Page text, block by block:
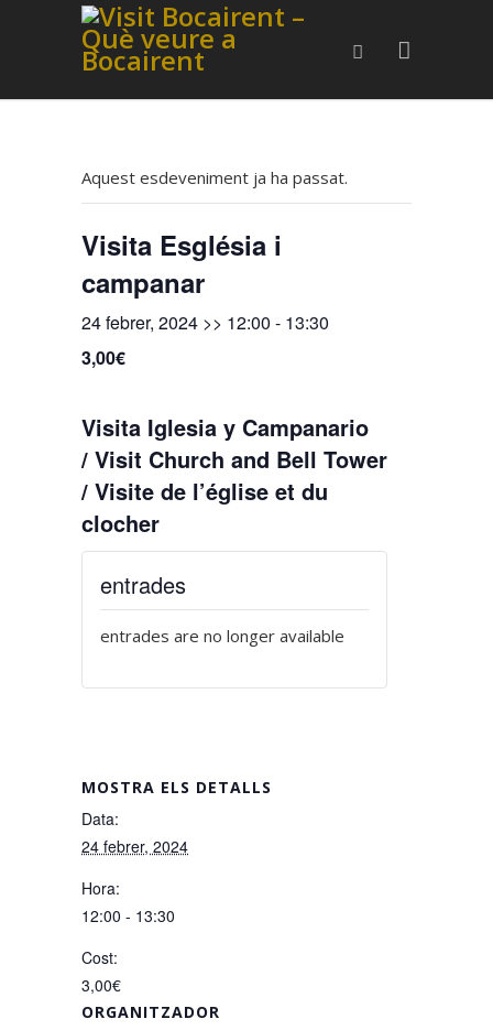
Aquest esdeveniment ja ha passat.
Visita Església i
campanar
24 febrer, 2024 >> 12:00 - 13:30
3,00€
Visita Iglesia y Campanario
/ Visit Church and Bell Tower
/ Visite de l’église et du
clocher
MOSTRA ELS DETALLS
Data:
24 febrer, 2024
Hora:
12:00 - 13:30
Cost:
3,00€
ORGANITZADOR
entrades
entrades are no longer available